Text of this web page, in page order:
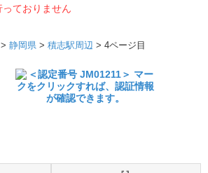
ておりません
> 静岡県 > 積志駅周辺 > 4ページ目